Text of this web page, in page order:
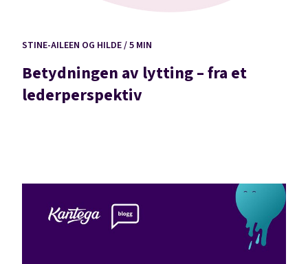
STINE-AILEEN OG HILDE / 5 MIN
Betydningen av lytting – fra et
lederperspektiv